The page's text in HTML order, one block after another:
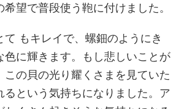
望で普段使う鞄に付けました。
もキレイで、螺鈿のようにき
色に輝きます。もし悲しいことが
この貝の光り耀くさまを見ていた
るという気持ちになりました。ア